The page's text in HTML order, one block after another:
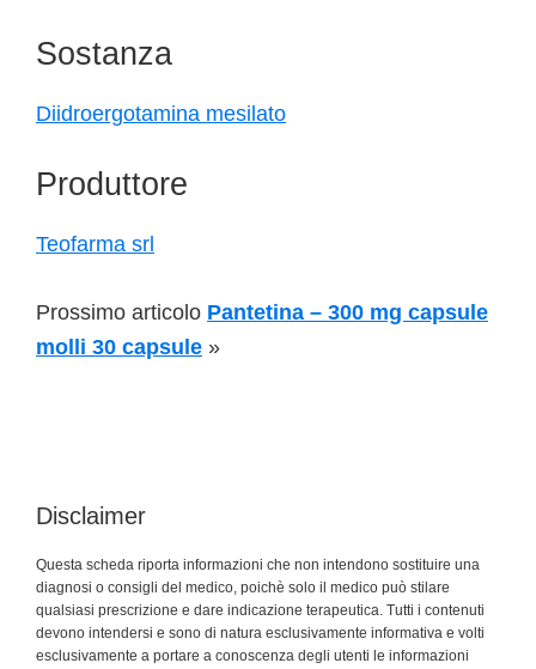
Sostanza
Diidroergotamina mesilato
Produttore
Teofarma srl
Prossimo articolo Pantetina – 300 mg capsule
molli 30 capsule »
Disclaimer
Questa scheda riporta informazioni che non intendono sostituire una
diagnosi o consigli del medico, poichè solo il medico può stilare
qualsiasi prescrizione e dare indicazione terapeutica. Tutti i contenuti
devono intendersi e sono di natura esclusivamente informativa e volti
esclusivamente a portare a conoscenza degli utenti le informazioni